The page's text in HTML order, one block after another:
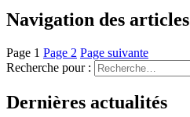
Navigation des articles
Page 1 Page 2 Page suivante
Recherche pour :
Dernières actualités